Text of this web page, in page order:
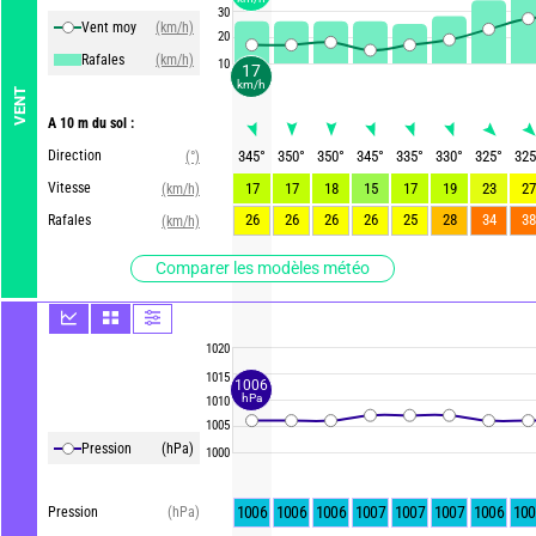
VENT
Vent moy
(km/h)
Rafales
(km/h)
A 10 m du sol :
Direction
(°)
Vitesse
(km/h)
Rafales
(km/h)
Comparer les modèles météo
Pression (hPa)
Pression (hPa)
30
20
10
1020
1015
1010
1005
1000
345° 350° 350° 345° 335° 330° 325°
325
17
17 18 15 17 19 23
27
26
26 26 26 25 28 34 38
1006 1006 1006 1007 1007 1007 1006
17
km/h
1006
hPa